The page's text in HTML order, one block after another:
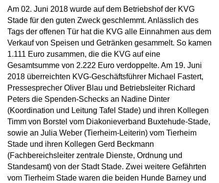
Am 02. Juni 2018 wurde auf dem Betriebshof der KVG
Stade für den guten Zweck geschlemmt. Anlässlich des
Tags der offenen Tür hat die KVG alle Einnahmen aus dem
Verkauf von Speisen und Getränken gesammelt. So kamen
1.111 Euro zusammen, die die KVG auf eine
Gesamtsumme von 2.222 Euro verdoppelte. Am 19. Juni
2018 überreichten KVG-Geschäftsführer Michael Fastert,
Pressesprecher Oliver Blau und Betriebsleiter Richard
Peters die Spenden-Schecks an Nadine Dinter
(Koordination und Leitung Tafel Stade) und ihren Kollegen
Timm von Borstel vom Diakonieverband Buxtehude-Stade,
sowie an Julia Weber (Tierheim-Leiterin) vom Tierheim
Stade und ihren Kollegen Gerd Beckmann
(Fachbereichsleiter zentrale Dienste, Ordnung und
Standesamt) von der Stadt Stade. Zwei weitere Gefährten
vom Tierheim Stade waren die beiden Hunde Barney und